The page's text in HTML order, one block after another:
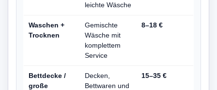
leichte Wäsche
Waschen +
Trocknen
Gemischte
Wäsche mit
komplettem
Service
8–18 €
Bettdecke /
große
Decken,
Bettwaren und
15–35 €